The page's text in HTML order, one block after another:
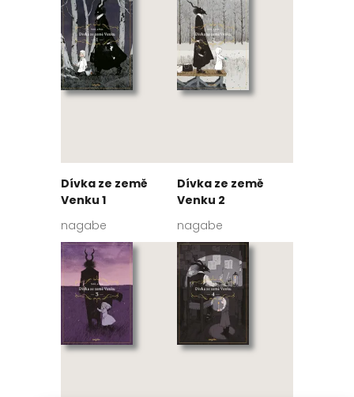
Dívka ze země
Venku 1
nagabe
Dívka ze země
Venku 2
nagabe